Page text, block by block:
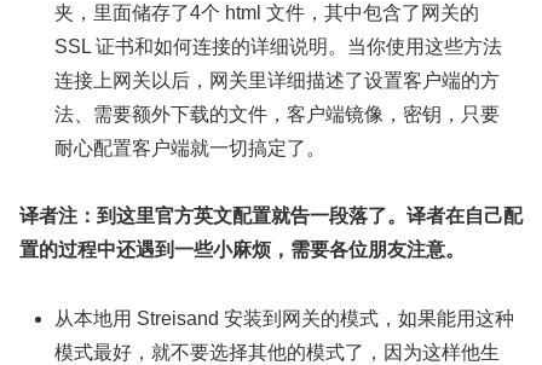
夹，里面储存了4个 html 文件，其中包含了网关的
SSL 证书和如何连接的详细说明。当你使用这些方法
连接上网关以后，网关里详细描述了设置客户端的方
法、需要额外下载的文件，客户端镜像，密钥，只要
耐心配置客户端就一切搞定了。
译者注：到这里官方英文配置就告一段落了。译者在自己配
置的过程中还遇到一些小麻烦，需要各位朋友注意。
从本地用 Streisand 安装到网关的模式，如果能用这种
模式最好，就不要选择其他的模式了，因为这样他生